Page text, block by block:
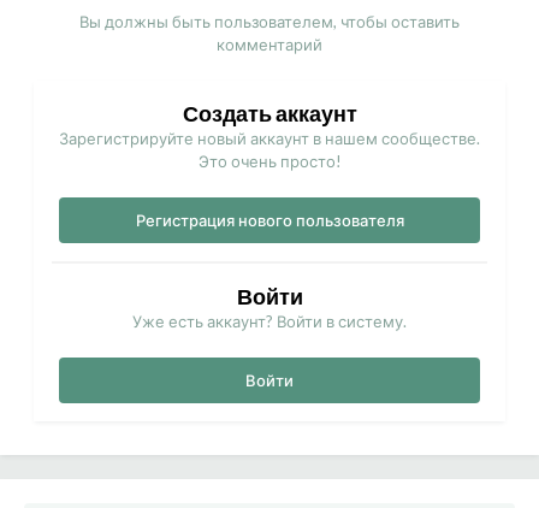
Вы должны быть пользователем, чтобы оставить
комментарий
Создать аккаунт
Зарегистрируйте новый аккаунт в нашем сообществе.
Это очень просто!
Регистрация нового пользователя
Войти
Уже есть аккаунт? Войти в систему.
Войти